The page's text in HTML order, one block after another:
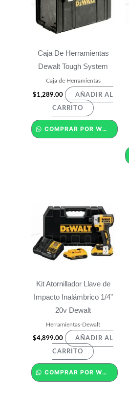
Caja De Herramientas
Dewalt Tough System
Caja de Herramientas
$1,289.00 AÑADIR AL
CARRITO
COMPRAR POR WHATSAPP
Kit Atornillador Llave de
Impacto Inalámbrico 1/4”
20v Dewalt
Herramientas-Dewalt
$4,899.00 AÑADIR AL
CARRITO
COMPRAR POR WHATSAPP